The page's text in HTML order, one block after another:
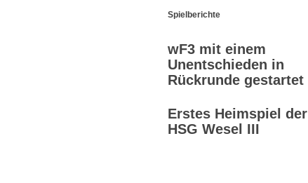
Spielberichte
wF3 mit einem
Unentschieden in
Rückrunde gestartet
Erstes Heimspiel der
HSG Wesel III